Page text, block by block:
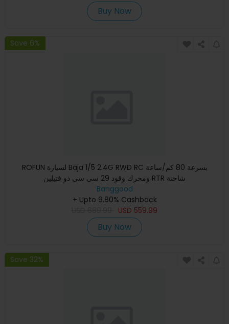
Buy Now
Save 6%
ROFUN لسيارة Baja 1/5 2.4G RWD RC بسرعة 80 كم/ساعة
ومحرك وقود 29 سي سي ذو فتيلين RTR شاحنة
Banggood
+ Upto 9.80% Cashback
USD 559.99
Buy Now
Save 32%